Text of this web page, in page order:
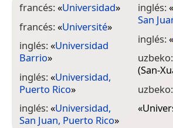
francés:«Universidad»
francés:«Université»
inglés:«Universidad
Barrio»
inglés:«Universidad,
Puerto Rico»
inglés:«Universidad,
San Juan, Puerto Rico»
inglés:«
San
inglés:«
uzbeko:
(San-
uzbeko:
«